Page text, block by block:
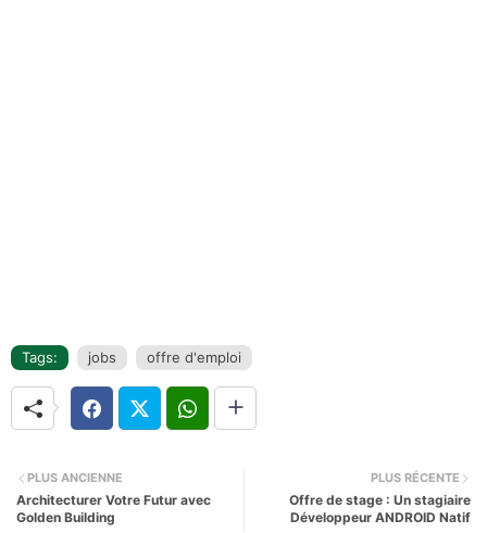
Tags: jobs offre d'emploi
PLUS RÉCENTE
Offre de stage : Un stagiaire
Développeur ANDROID Natif
PLUS ANCIENNE
Architecturer Votre Futur avec
Golden Building